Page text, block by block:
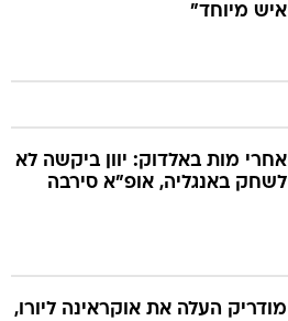
איש מיוחד"
אחרי מות באלדוק: יוון ביקשה לא
לשחק באנגליה, אופ"א סירבה
מודריק העלה את אוקראינה ליורו,